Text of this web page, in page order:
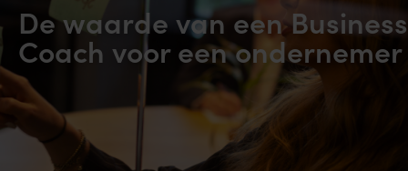
De waarde van een Business
Coach voor een ondernemer